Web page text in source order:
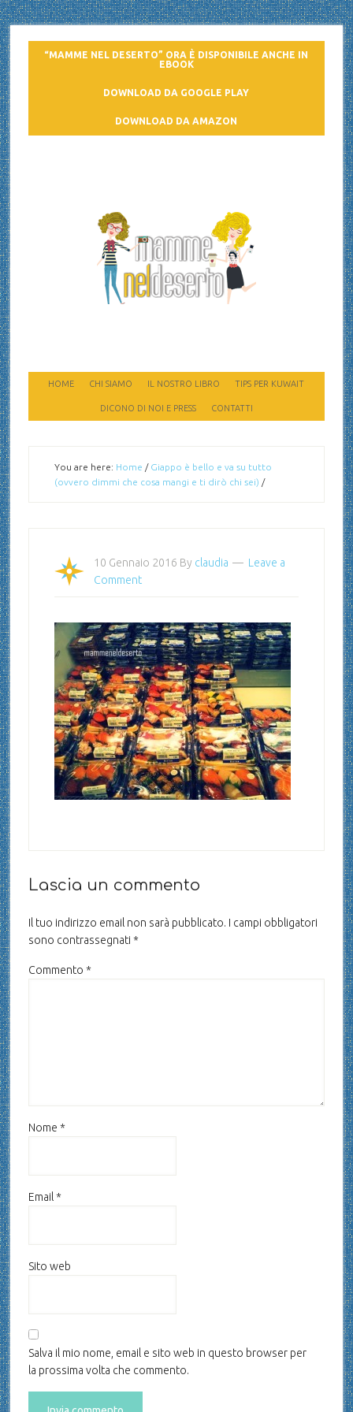
“MAMME NEL DESERTO” ORA È DISPONIBILE ANCHE IN
EBOOK
DOWNLOAD DA GOOGLE PLAY
DOWNLOAD DA AMAZON
HOME CHI SIAMO IL NOSTRO LIBRO TIPS PER KUWAIT
DICONO DI NOI E PRESS CONTATTI
You are here: Home / Giappo è bello e va su tutto
(ovvero dimmi che cosa mangi e ti dirò chi sei) /
10 Gennaio 2016 By claudia
Leave a
Comment
Lascia un commento
Il tuo indirizzo email non sarà pubblicato. I campi obbligatori
sono contrassegnati *
Commento *
Nome *
Email *
Sito web
Salva il mio nome, email e sito web in questo browser per
la prossima volta che commento.